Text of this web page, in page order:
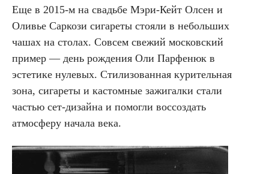
Еще в 2015-м на свадьбе Мэри-Кейт Олсен и
Оливье Саркози сигареты стояли в небольших
чашах на столах. Совсем свежий московский
пример — день рождения Оли Парфенюк в
эстетике нулевых. Стилизованная курительная
зона, сигареты и кастомные зажигалки стали
частью сет-дизайна и помогли воссоздать
атмосферу начала века.